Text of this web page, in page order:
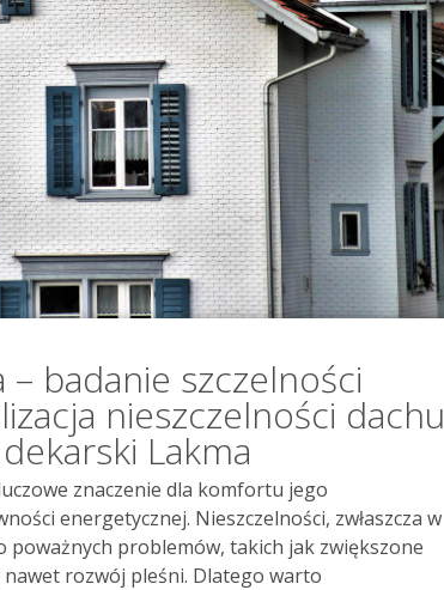
– badanie szczelności
nieszczelności dachu
Lakma
znaczenie dla komfortu jego
energetycznej. Nieszczelności, zwłaszcza w
poważnych problemów, takich jak zwiększone
nawet rozwój pleśni. Dlatego warto